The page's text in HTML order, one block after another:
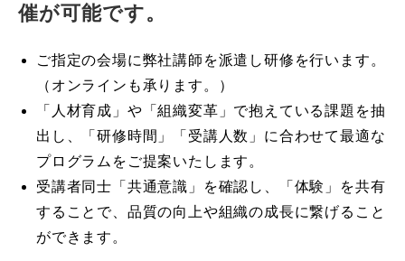
催が可能です。
ご指定の会場に弊社講師を派遣し研修を行います。
（オンラインも承ります。）
「人材育成」や「組織変革」で抱えている課題を抽
出し、「研修時間」「受講人数」に合わせて最適な
プログラムをご提案いたします。
受講者同士「共通意識」を確認し、「体験」を共有
することで、品質の向上や組織の成長に繋げること
ができます。